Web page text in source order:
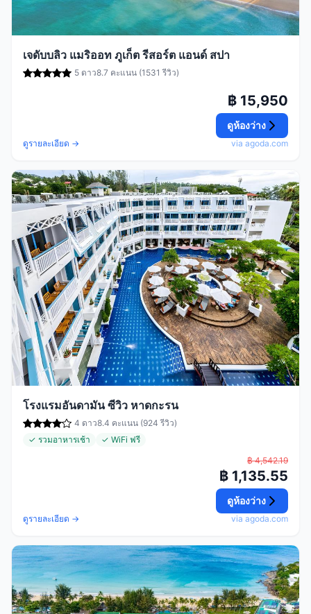
เจดับบลิว แมริออท ภูเก็ต รีสอร์ต แอนด์ สปา
5 ดาว8.7 คะแนน (1531 รีวิว)
ดูรายละเอียด →
฿ 15,950
ดูห้องว่าง
via agoda.com
โรงแรมอันดามัน ซีวิว หาดกะรน
4 ดาว8.4 คะแนน (924 รีวิว)
✓ รวมอาหารเช้า
✓ WiFi ฟรี
ดูรายละเอียด →
฿ 4,542.19
฿ 1,135.55
ดูห้องว่าง
via agoda.com